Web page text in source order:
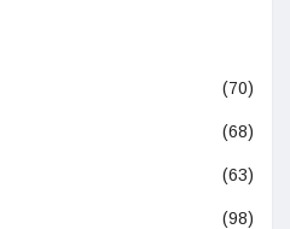
(70)
(68)
(63)
(98)